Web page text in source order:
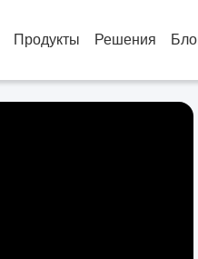
Продукты Решения